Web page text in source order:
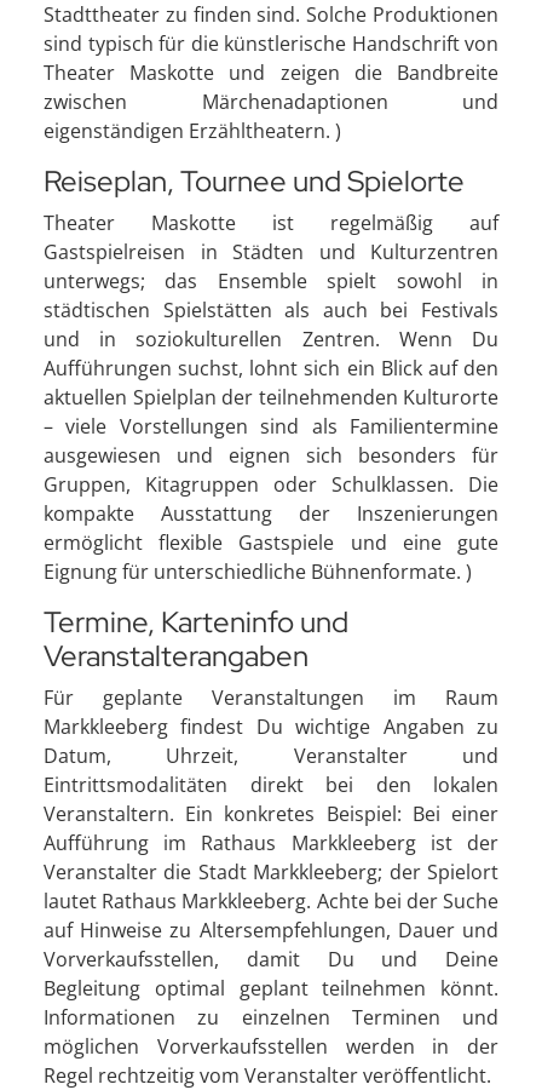
Stadttheater zu finden sind. Solche Produktionen
sind typisch für die künstlerische Handschrift von
Theater Maskotte und zeigen die Bandbreite
zwischen Märchenadaptionen und
eigenständigen Erzähltheatern. )
Reiseplan, Tournee und Spielorte
Theater Maskotte ist regelmäßig auf
Gastspielreisen in Städten und Kulturzentren
unterwegs; das Ensemble spielt sowohl in
städtischen Spielstätten als auch bei Festivals
und in soziokulturellen Zentren. Wenn Du
Aufführungen suchst, lohnt sich ein Blick auf den
aktuellen Spielplan der teilnehmenden Kulturorte
– viele Vorstellungen sind als Familientermine
ausgewiesen und eignen sich besonders für
Gruppen, Kitagruppen oder Schulklassen. Die
kompakte Ausstattung der Inszenierungen
ermöglicht flexible Gastspiele und eine gute
Eignung für unterschiedliche Bühnenformate. )
Termine, Karteninfo und
Veranstalterangaben
Für geplante Veranstaltungen im Raum
Markkleeberg findest Du wichtige Angaben zu
Datum, Uhrzeit, Veranstalter und
Eintrittsmodalitäten direkt bei den lokalen
Veranstaltern. Ein konkretes Beispiel: Bei einer
Aufführung im Rathaus Markkleeberg ist der
Veranstalter die Stadt Markkleeberg; der Spielort
lautet Rathaus Markkleeberg. Achte bei der Suche
auf Hinweise zu Altersempfehlungen, Dauer und
Vorverkaufsstellen, damit Du und Deine
Begleitung optimal geplant teilnehmen könnt.
Informationen zu einzelnen Terminen und
möglichen Vorverkaufsstellen werden in der
Regel rechtzeitig vom Veranstalter veröffentlicht.